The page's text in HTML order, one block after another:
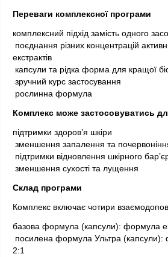
Переваги комплексної програми
комплексний підхід замість одного
екстрактів
капсули та рідка форма для кращої
зручний курс застосування
рослинна формула
Комплекс може застосовуватись
підтримки здоров’я шкіри
зменшення запалення та
підтримки відновлення шкірного
зменшення сухості та лущення
Склад програми
Комплекс включає чотири
базова формула (капсули): формула
2:1